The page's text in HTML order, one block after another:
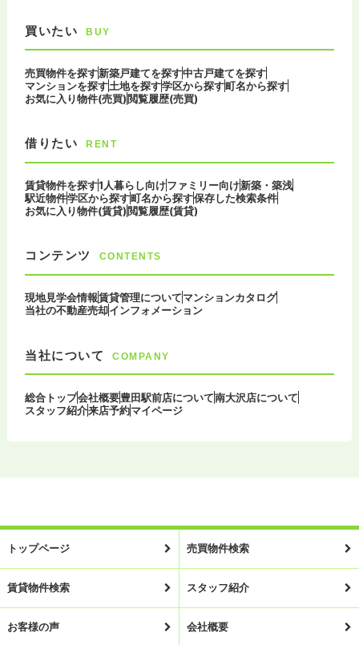
買いたい BUY
売買物件を探す新築戸建てを探す中古戸建てを探す
マンションを探す土地を探す学区から探す町名から探す
お気に入り物件(売買)閲覧履歴(売買)
借りたい RENT
賃貸物件を探す1人暮らし向けファミリー向け新築・築浅
駅近物件学区から探す町名から探す保存した検索条件
お気に入り物件(賃貸)閲覧履歴(賃貸)
コンテンツ CONTENTS
現地見学会情報賃貸管理についてマンションカタログ
当社の不動産売却インフォメーション
当社について COMPANY
総合トップ会社概要豊田駅前店について南大沢店について
スタッフ紹介来店予約マイページ
トップページ 売買物件検索
賃貸物件検索 スタッフ紹介
お客様の声 会社概要